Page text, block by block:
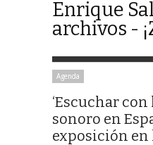
Enrique
archivos -
Agenda
‘Escuchar
sonoro en
exposición en